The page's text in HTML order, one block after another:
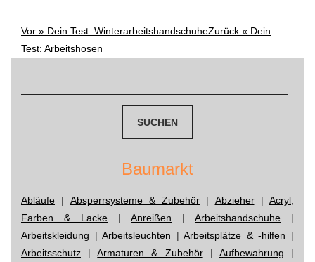
Post
Vor » Dein Test: WinterarbeitshandschuheZurück « Dein
Test: Arbeitshosen
Baumarkt
Abläufe | Absperrsysteme & Zubehör | Abzieher| Acryl,
Farben & Lacke | Anreißen | Arbeitshandschuhe |
Arbeitskleidung |Arbeitsleuchten |Arbeitsplätze & -hilfen |
Arbeitsschutz |Armaturen & Zubehör| Aufbewahrung |